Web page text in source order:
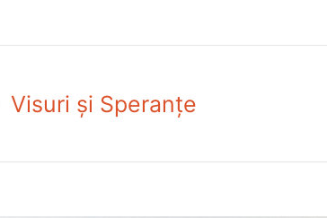
Visuri și Speranțe